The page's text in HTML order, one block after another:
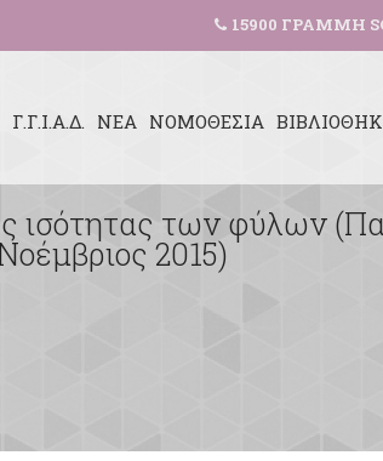
15900 ΓΡΑΜΜΗ
Γ.Γ.Ι.Α.Δ. ΝΕΑ ΝΟΜΟΘΕΣΙΑ
ισότητας των φύλων
2015)